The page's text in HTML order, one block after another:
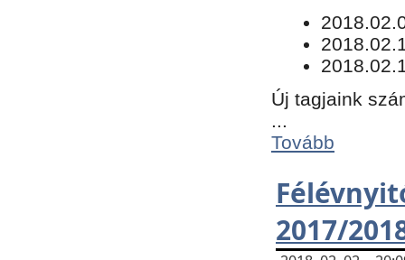
Új tagjaink
Tovább
2017/